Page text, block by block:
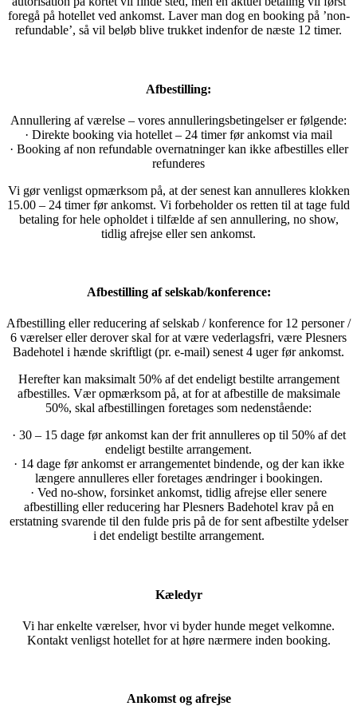
foregå på hotellet ved ankomst. Laver man dog en booking på ’non-
refundable’, så vil beløb blive trukket indenfor de næste 12 timer.
Afbestilling:
Annullering af værelse – vores annulleringsbetingelser er følgende:
· Direkte booking via hotellet – 24 timer før ankomst via mail
· Booking af non refundable overnatninger kan ikke afbestilles eller
refunderes
Vi gør venligst opmærksom på, at der senest kan annulleres klokken
15.00 – 24 timer før ankomst. Vi forbeholder os retten til at tage fuld
betaling for hele opholdet i tilfælde af sen annullering, no show,
tidlig afrejse eller sen ankomst.
Afbestilling af selskab/konference:
Afbestilling eller reducering af selskab / konference for 12 personer /
6 værelser eller derover skal for at være vederlagsfri, være Plesners
Badehotel i hænde skriftligt (pr. e-mail) senest 4 uger før ankomst.
Herefter kan maksimalt 50% af det endeligt bestilte arrangement
afbestilles. Vær opmærksom på, at for at afbestille de maksimale
50%, skal afbestillingen foretages som nedenstående:
· 30 – 15 dage før ankomst kan der frit annulleres op til 50% af det
endeligt bestilte arrangement.
· 14 dage før ankomst er arrangementet bindende, og der kan ikke
længere annulleres eller foretages ændringer i bookingen.
· Ved no-show, forsinket ankomst, tidlig afrejse eller senere
afbestilling eller reducering har Plesners Badehotel krav på en
erstatning svarende til den fulde pris på de for sent afbestilte ydelser
i det endeligt bestilte arrangement.
Kæledyr
Vi har enkelte værelser, hvor vi byder hunde meget velkomne.
Kontakt venligst hotellet for at høre nærmere inden booking.
Ankomst og afrejse